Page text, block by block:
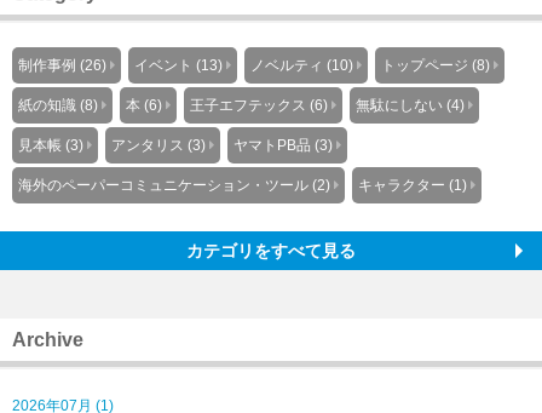
制作事例 (26) イベント (13) ノベルティ (10) トップページ (8)
紙の知識 (8) 本 (6) 王子エフテックス (6) 無駄にしない (4)
見本帳 (3) アンタリス (3) ヤマトPB品 (3)
海外のペーパーコミュニケーション・ツール (2) キャラクター (1)
カテゴリをすべて見る
Archive
2026年07月 (1)